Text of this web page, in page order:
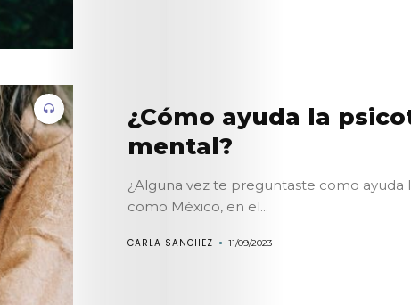
Search
¿Cómo ayuda la
mental?
¿Alguna vez te preguntaste como ayuda
como México, en el...
CARLA SANCHEZ 11/09/2023